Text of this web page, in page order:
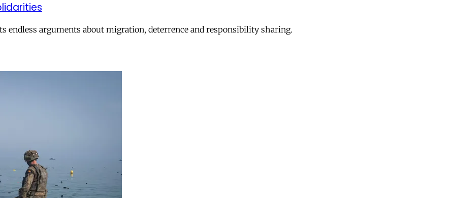
endless arguments about migration, deterrence and responsibility sharing.